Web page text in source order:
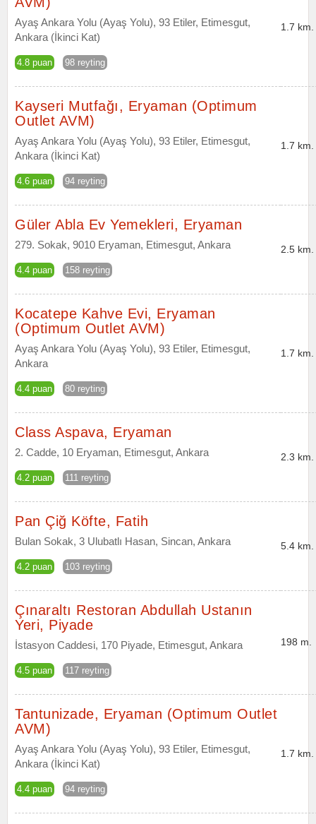
Ayaş Ankara Yolu (Ayaş Yolu), 93 Etiler, Etimesgut,
Ankara (İkinci Kat)
4.8 puan 98 reyting
1.7 km.
Kayseri Mutfağı, Eryaman (Optimum
Outlet AVM)
Ayaş Ankara Yolu (Ayaş Yolu), 93 Etiler, Etimesgut,
Ankara (İkinci Kat)
4.6 puan 94 reyting
1.7 km.
Güler Abla Ev Yemekleri, Eryaman
279. Sokak, 9010 Eryaman, Etimesgut, Ankara
4.4 puan 158 reyting
2.5 km.
Kocatepe Kahve Evi, Eryaman
(Optimum Outlet AVM)
Ayaş Ankara Yolu (Ayaş Yolu), 93 Etiler, Etimesgut,
Ankara
4.4 puan 80 reyting
1.7 km.
Class Aspava, Eryaman
2. Cadde, 10 Eryaman, Etimesgut, Ankara
4.2 puan 111 reyting
2.3 km.
Pan Çiğ Köfte, Fatih
Bulan Sokak, 3 Ulubatlı Hasan, Sincan, Ankara
4.2 puan 103 reyting
5.4 km.
Çınaraltı Restoran Abdullah Ustanın
Yeri, Piyade
İstasyon Caddesi, 170 Piyade, Etimesgut, Ankara
4.5 puan 117 reyting
198 m.
Tantunizade, Eryaman (Optimum Outlet
AVM)
Ayaş Ankara Yolu (Ayaş Yolu), 93 Etiler, Etimesgut,
Ankara (İkinci Kat)
4.4 puan 94 reyting
1.7 km.